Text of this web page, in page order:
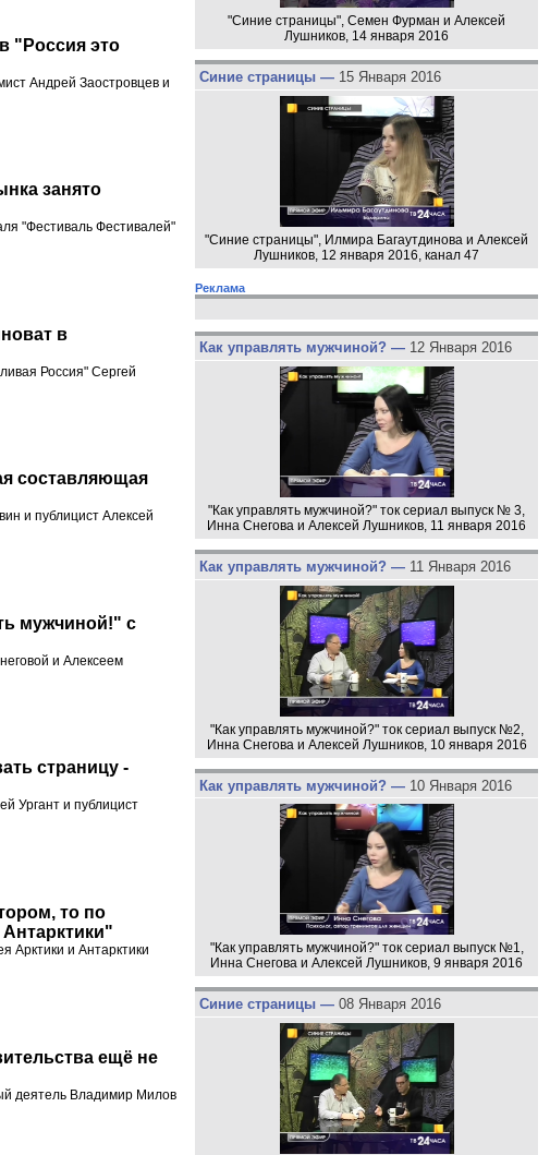
"Россия это
Андрей Заостровцев и
занято
"Фестиваль Фестивалей"
в
Россия" Сергей
составляющая
и публицист Алексей
мужчиной!" с
и Алексеем
страницу -
Ургант и публицист
то по
Арктики и Антарктики
ещё не
деятель Владимир Милов
"Синие страницы", Семен Фурман и Алексей
Лушников, 14 января 2016
Синие страницы — 15 Января 2016
"Синие страницы", Илмира Багаутдинова и Алексей
Лушников, 12 января 2016, канал 47
Реклама
Как управлять мужчиной? — 12 Января 2016
"Как управлять мужчиной?" ток сериал выпуск № 3,
Инна Снегова и Алексей Лушников, 11 января 2016
Как управлять мужчиной? — 11 Января 2016
"Как управлять мужчиной?" ток сериал выпуск №2,
Инна Снегова и Алексей Лушников, 10 января 2016
Как управлять мужчиной? — 10 Января 2016
"Как управлять мужчиной?" ток сериал выпуск №1,
Инна Снегова и Алексей Лушников, 9 января 2016
Синие страницы — 08 Января 2016